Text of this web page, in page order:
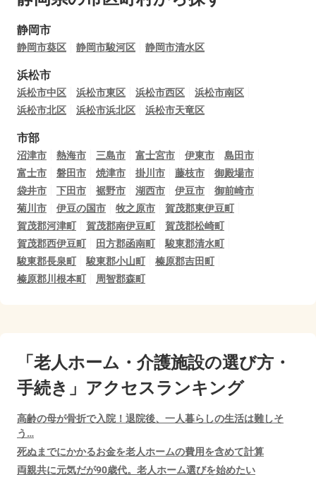
静岡市
静岡市葵区 静岡市駿河区 静岡市清水区
浜松市
浜松市中区 浜松市東区 浜松市西区
浜松市南区
浜松市北区
浜松市浜北区 浜松市天竜区
市部
沼津市 熱海市 三島市 富士宮市 伊東市
島田市
富士市
磐田市 焼津市 掛川市 藤枝市
御殿場市
袋井市
下田市 裾野市 湖西市 伊豆市
御前崎市
菊川市
伊豆の国市 牧之原市
賀茂郡東伊豆町
賀茂郡河津町
賀茂郡南伊豆町
賀茂郡松崎町
賀茂郡西伊豆町
田方郡函南町
駿東郡清水町
駿東郡長泉町
駿東郡小山町
榛原郡吉田町
榛原郡川根本町
周智郡森町
「老人ホーム・介護施設の選び方・
手続き」アクセスランキング
高齢の母が骨折で入院！退院後、一人暮らしの生活は難しそ
う…
死ぬまでにかかるお金を老人ホームの費用を含めて計算
両親共に元気だが90歳代。老人ホーム選びを始めたい